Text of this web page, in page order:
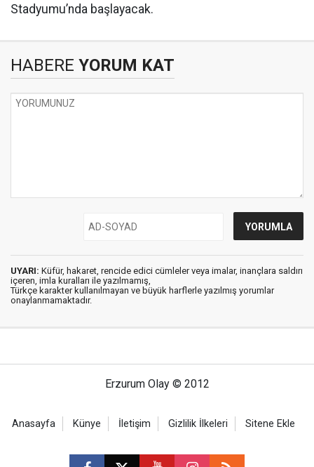
Stadyumu’nda başlayacak.
HABERE YORUM KAT
UYARI: Küfür, hakaret, rencide edici cümleler veya imalar, inançlara saldırı
içeren, imla kuralları ile yazılmamış,
Türkçe karakter kullanılmayan ve büyük harflerle yazılmış yorumlar
onaylanmamaktadır.
Erzurum Olay © 2012
Anasayfa Künye İletişim Gizlilik İlkeleri Sitene Ekle